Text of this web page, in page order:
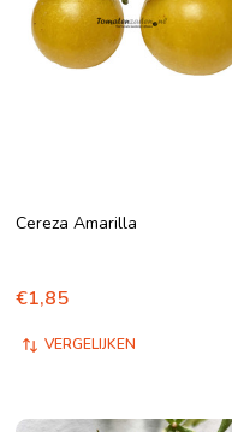
Cereza Amarilla
€1,85
VERGELIJKEN